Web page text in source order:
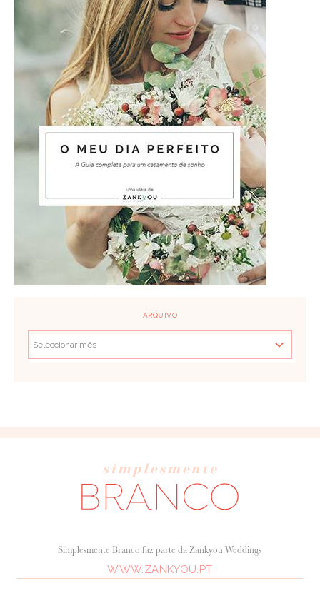
ARQUIVO
Simplesmente Branco faz parte da Zankyou Weddings
WWW.ZANKYOU.PT